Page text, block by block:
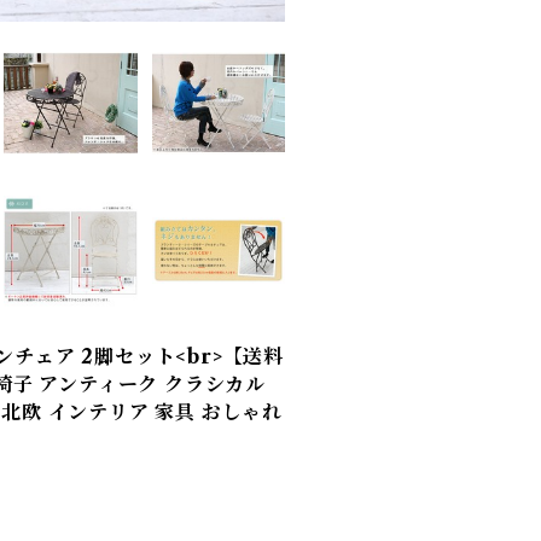
チェア 2脚セット<br>【送料
子 アンティーク クラシカル
欧 インテリア 家具 おしゃれ